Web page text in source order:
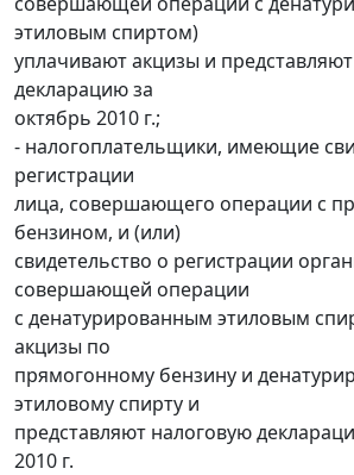
этиловым спиртом)
уплачивают акцизы и
декларацию за
октябрь 2010 г.;
- налогоплательщики, имеющие
регистрации
лица, совершающего операции с
бензином, и (или)
свидетельство о регистрации
совершающей операции
с денатурированным этиловым
акцизы по
прямогонному бензину и
этиловому спирту и
представляют налоговую
2010 г.